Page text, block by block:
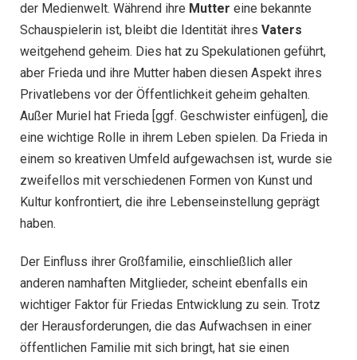
der Medienwelt. Während ihre Mutter eine bekannte
Schauspielerin ist, bleibt die Identität ihres Vaters
weitgehend geheim. Dies hat zu Spekulationen geführt,
aber Frieda und ihre Mutter haben diesen Aspekt ihres
Privatlebens vor der Öffentlichkeit geheim gehalten.
Außer Muriel hat Frieda [ggf. Geschwister einfügen], die
eine wichtige Rolle in ihrem Leben spielen. Da Frieda in
einem so kreativen Umfeld aufgewachsen ist, wurde sie
zweifellos mit verschiedenen Formen von Kunst und
Kultur konfrontiert, die ihre Lebenseinstellung geprägt
haben.
Der Einfluss ihrer Großfamilie, einschließlich aller
anderen namhaften Mitglieder, scheint ebenfalls ein
wichtiger Faktor für Friedas Entwicklung zu sein. Trotz
der Herausforderungen, die das Aufwachsen in einer
öffentlichen Familie mit sich bringt, hat sie einen